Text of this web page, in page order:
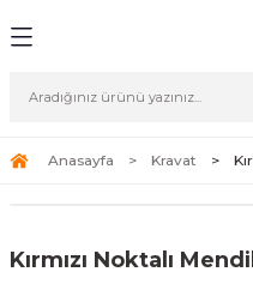
Anasayfa Kravat
Kırmızı Noktalı